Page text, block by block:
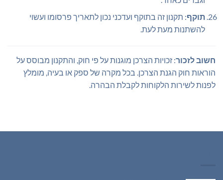
תוקף: תקנון זה בתוקף ועדכני נכון לתאריך פרסומו ועשוי
להשתנות מעת לעת.
חשוב לזכור: זכויות הצרכן מוגנות על פי חוק, והתקנון מבוסס על
הוראות חוק הגנת הצרכן. בכל מקרה של ספק או בעיה, מומלץ
לפנות לשירות הלקוחות לקבלת הבהרה.